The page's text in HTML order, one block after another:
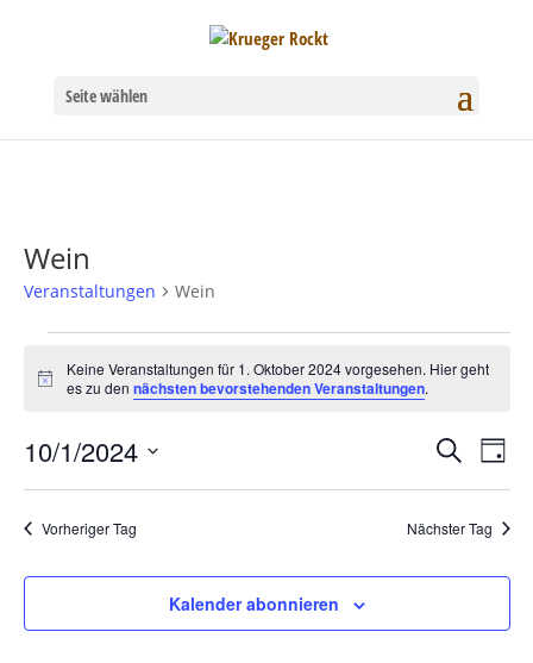
Seite wählen
Wein
Veranstaltungen Wein
Veranstaltungen
für
1.
Oktober
2024
Hinweis
Keine Veranstaltungen für 1. Oktober 2024 vorgesehen. Hier geht
es zu den nächsten bevorstehenden Veranstaltungen.
Suche
und
SucheTag
10/1/2024
Datum
Vorheriger Tag Nächster Tag
Kalender abonnieren